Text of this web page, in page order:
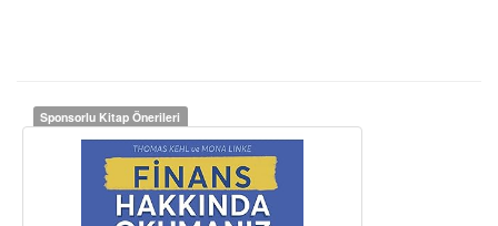
Sponsorlu Kitap Önerileri